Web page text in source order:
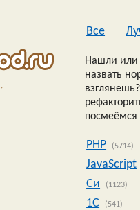
Все
Нашли или
назвать
посмеёмся
PHP (5714)
JavaScript
Си
(1123)
1C (541)